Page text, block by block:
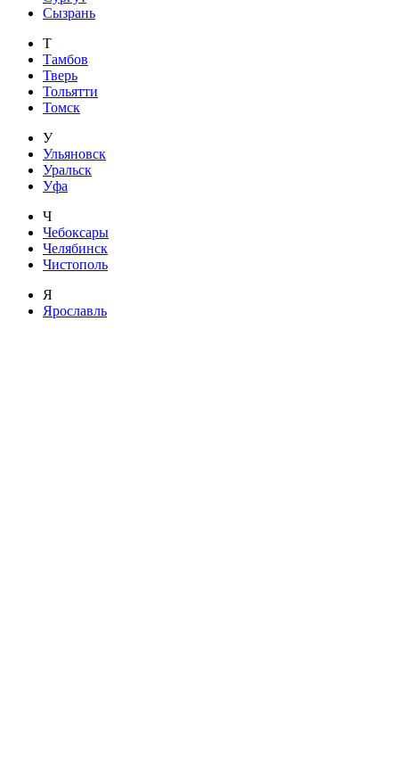
Сызрань
Т
Тамбов
Тверь
Тольятти
Томск
У
Ульяновск
Уральск
Уфа
Ч
Чебоксары
Челябинск
Чистополь
Я
Ярославль